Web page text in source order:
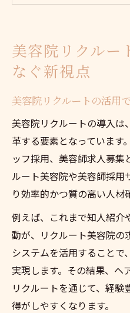
美容院リクルー
る仕組み
と強み
ホットペッパービュ
美容院がホット
奨する理由
美容院リクルー
ント
ホットペッパー
を高める方法
美容院経営に役
の使い方
ホットペッパービ
美容院リクルー
なぐ新視点
美容院リクルートの活用
美容院リクルートの導入は
革する要素となっています
ッフ採用、美容師求人募集
ルート美容院や美容師採用
り効率的かつ質の高い人材
例えば、これまで知人紹介
動が、リクルート美容院の
システムを活用することで
実現します。その結果、ヘ
リクルートを通じて、経
得がしやすくなります。